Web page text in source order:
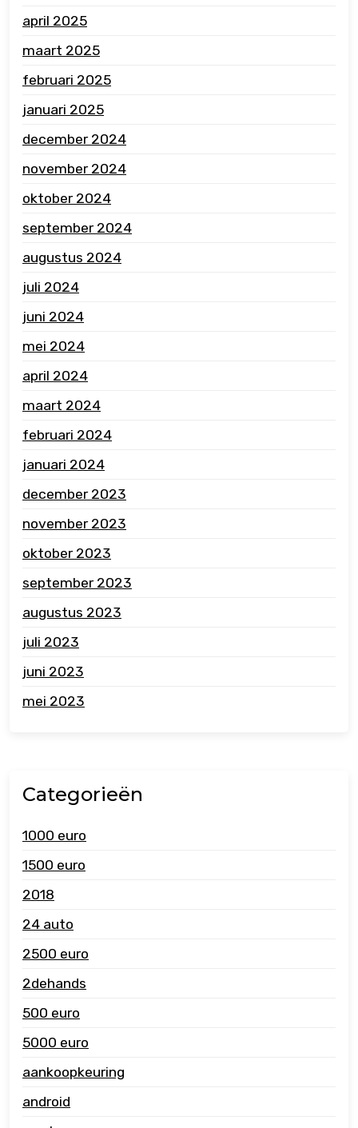
april 2025
maart 2025
februari 2025
januari 2025
december 2024
november 2024
oktober 2024
september 2024
augustus 2024
juli 2024
juni 2024
mei 2024
april 2024
maart 2024
februari 2024
januari 2024
december 2023
november 2023
oktober 2023
september 2023
augustus 2023
juli 2023
juni 2023
mei 2023
Categorieën
1000 euro
1500 euro
2018
24 auto
2500 euro
2dehands
500 euro
5000 euro
aankoopkeuring
android